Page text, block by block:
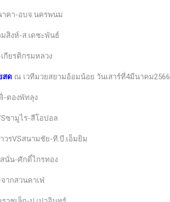
าคา-อบจ.นครพนม
สิงห์-ส.เดชะพันธ์
กียรติกรมหลวง
สด ณ เวทีมวยสยามอ้อมน้อย วันเสาร์ที่4มีนาคม2566
-ตองพัทลุง
ซามูไร-สีโอปอล
รVSสนามชัย-ที.บี.เอ็มยิม
นั่น-ศักดิ์ไกรทอง
ากสวนคาเฟ่